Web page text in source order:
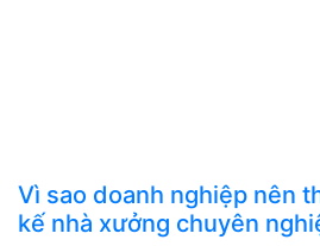
Vì sao doanh nghiệp nên
kế nhà xưởng chuyên